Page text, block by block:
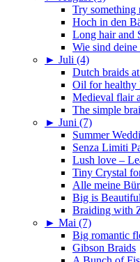
Try
Hoch in den
Long hair and
Wie sind
► Juli (4)
Dutch braids
Oil for healthy
Medieval flair
The simple
► Juni (7)
Summer
Senza Limiti
Lush love –
Tiny Crystal
Alle meine
Big is Beautiful
Braiding with
► Mai (7)
Big romantic
Gibson Braids